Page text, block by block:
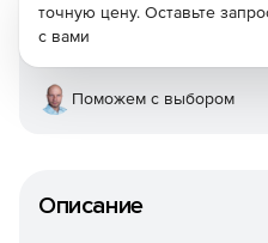
Описание
точную цену. Оставьте
с вами
Поможем с выбором